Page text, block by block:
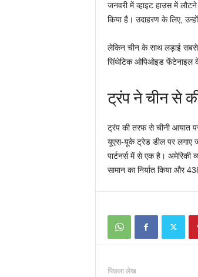
जनवरी में व्हाइट हाउस में
किया है। उदाहरण के लिए,
लेकिन चीन के साथ लड़ाई सबसे
सिंथेटिक ओपिओइड फेंटेनाइल के
ट्रंप ने चीन से
ट्रंप की तरफ से चीनी आयात
यूएस-यूके ट्रेड डील पर लगाए
पार्टनर्स में से एक है। अमेरिकी
सामान का निर्यात किया और
पिछला लेख